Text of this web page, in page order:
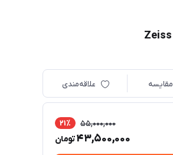
مقایسه علاقه‌مندی
55,000,000 21٪
43,500,000تومان